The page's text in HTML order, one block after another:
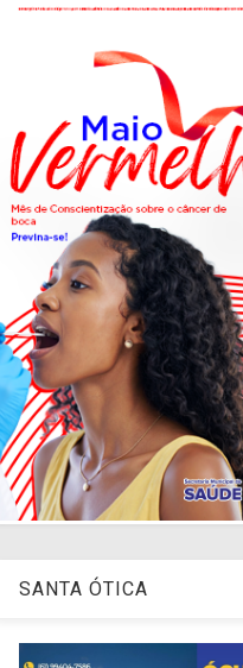
SANTA ÓTICA